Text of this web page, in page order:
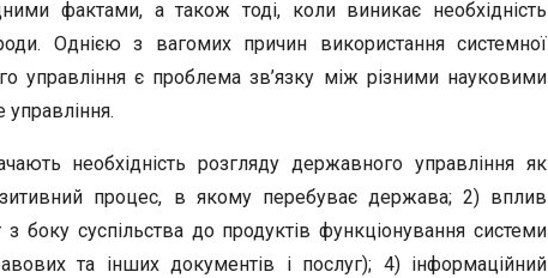
фактами, а також тоді, коли виникає необхідність
Однією з вагомих причин використання системної
управління є проблема зв’язку між різними науковими
необхідність розгляду державного управління як
процес, в якому перебуває держава; 2) вплив
з боку суспільства до продуктів функціонування системи
та інших документів і послуг); 4) інформаційний